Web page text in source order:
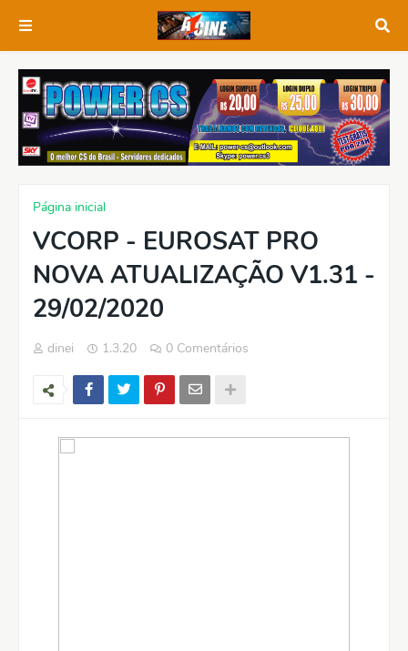
Página inicial
VCORP - EUROSAT PRO
NOVA ATUALIZAÇÃO V1.31 -
29/02/2020
dinei 1.3.20 0 Comentários